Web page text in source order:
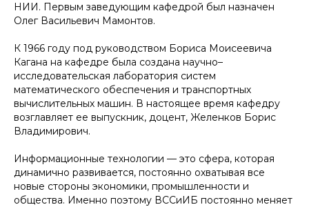
НИИ. Первым заведующим кафедрой был назначен
Олег Васильевич Мамонтов.
К 1966 году под руководством Бориса Моисеевича
Кагана на кафедре была создана научно–
исследовательская лаборатория систем
математического обеспечения и транспортных
вычислительных машин. В настоящее время кафедру
возглавляет ее выпускник, доцент, Желенков Борис
Владимирович.
Информационные технологии — это сфера, которая
динамично развивается, постоянно охватывая все
новые стороны экономики, промышленности и
общества. Именно поэтому ВССиИБ постоянно меняет